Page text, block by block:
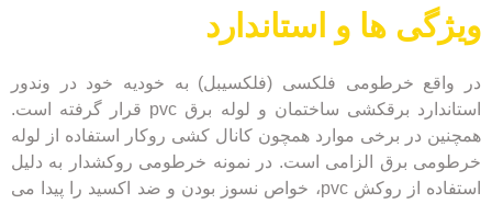
ویژگی ها و استاندارد
در واقع خرطومی فلکسی (فلکسیبل) به خودیه خود در وندور
استاندارد برقکشی ساختمان و لوله برق pvc قرار گرفته است.
همچنین در برخی موارد همچون کانال کشی روکار استفاده از لوله
خرطومی برق الزامی است. در نمونه خرطومی روکشدار به دلیل
استفاده از روکش pvc، خواص نسوز بودن و ضد اکسید را پیدا می